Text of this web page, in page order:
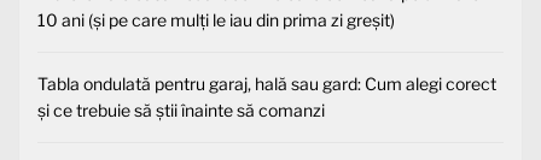
10 ani (și pe care mulți le iau din prima zi greșit)
Tabla ondulată pentru garaj, hală sau gard: Cum alegi corect
și ce trebuie să știi înainte să comanzi